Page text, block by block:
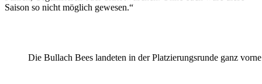
Saison so nicht möglich gewesen.“
Die Bullach Bees landeten in der Platzierungsrunde ganz